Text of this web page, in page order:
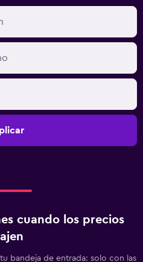
cuando los precios
bandeja de entrada: solo con las